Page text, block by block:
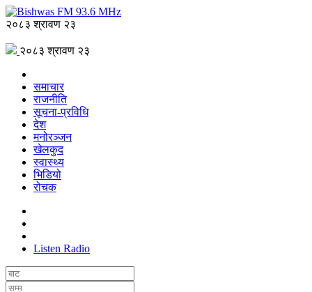
२०८३ श्रावण २३
२०८३ श्रावण २३
समाचार
राजनीति
सूचना-प्रविधि
देश
मनोरञ्जन
खेलकुद
स्वास्थ्य
भिडियो
रोचक
Listen Radio